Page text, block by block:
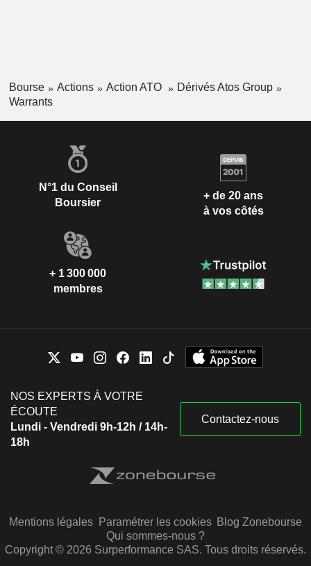
Bourse Actions Action ATO
Dérivés Atos Group
Warrants
N°1 du Conseil
Boursier
+ de 20 ans
à vos côtés
+ 1 300 000
membres
NOS EXPERTS À VOTRE
ÉCOUTE
Lundi - Vendredi 9h-12h / 14h-
18h
Contactez-nous
Mentions légales Paramétrer les cookies Blog Zonebourse
Qui sommes-nous ?
Copyright © 2026 Surperformance SAS. Tous droits réservés.